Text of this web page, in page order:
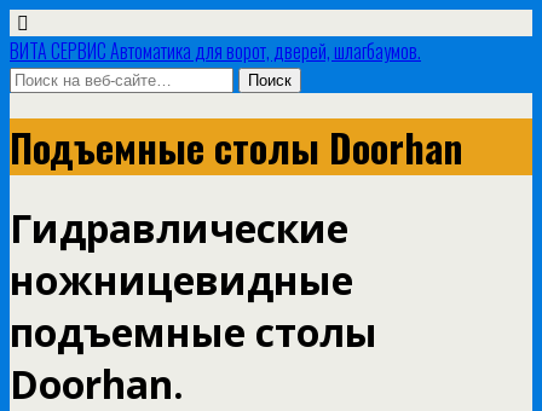
ВИТА СЕРВИС Автоматика для ворот, дверей, шлагбаумов.
Подъемные столы Doorhan
Гидравлические
ножницевидные
подъемные столы
Doorhan.